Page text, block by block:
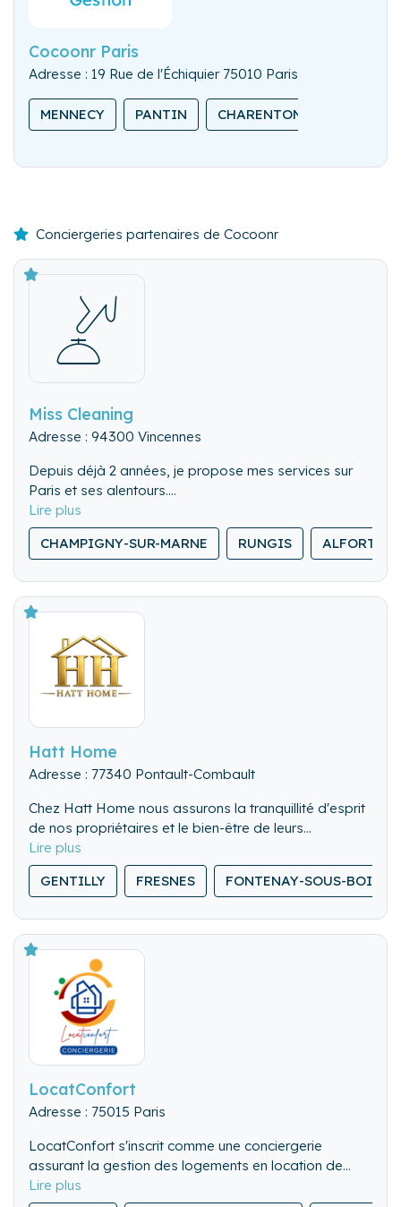
Cocoonr Paris
Adresse : 19 Rue de l'Échiquier 75010 Paris
MENNECY PANTIN CHARENTON-LE-PONT
Conciergeries partenaires de Cocoonr
Miss Cleaning
Adresse : 94300 Vincennes
Depuis déjà 2 années, je propose mes services sur
Paris et ses alentours.
J'ai donc une équipe qualifiée qui a l'habitude de
travailler dans ce genre de logement, nous apportons
notre lingerie et quelques Goodies pour le confort du
CHAMPIGNY-SUR-MARNE RUNGIS
Hatt Home
Adresse : 77340 Pontault-Combault
Chez Hatt Home nous assurons la tranquillité d'esprit
de nos propriétaires et le bien-être de leurs
locataires, en offrant un service sur mesure et de
qualité, pour l'entretien et l'intendance de leur
résidence secondaire.
GENTILLY FRESNES FONTENAY-SOUS-BOIS
LocatConfort
Adresse : 75015 Paris
LocatConfort s'inscrit comme une conciergerie
assurant la gestion des logements en location de
courte durée. Nous vous proposons nos services de
✨ Nos Services de conciergerie ✨